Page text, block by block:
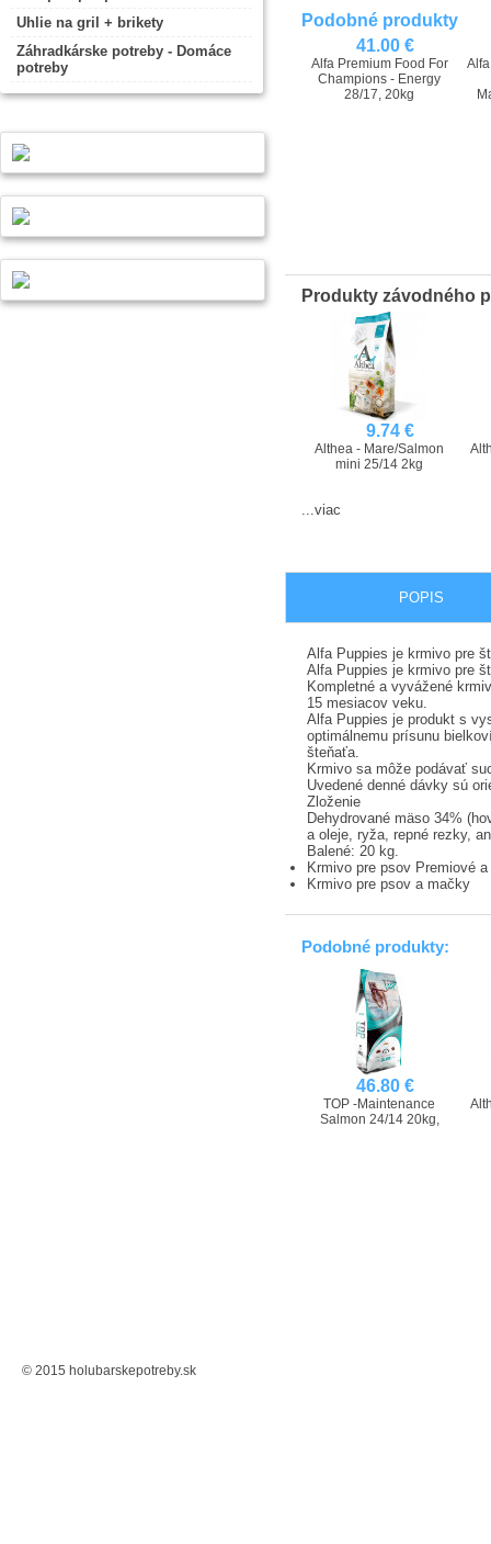
Uhlie na gril + brikety
Záhradkárske potreby - Domáce
potreby
Podobné produkty
41.00 €
Alfa Premium Food For
Champions - Energy
28/17, 20kg
Produkty závodného
9.74 €
Althea - Mare/Salmon
mini 25/14 2kg
...viac
POPIS
Alfa Puppies je krmivo pre
Alfa Puppies je krmivo pre
Kompletné a vyvážené
15 mesiacov veku.
Alfa Puppies je produkt s
optimálnemu prísunu
šteňaťa.
Krmivo sa môže podávať
Uvedené denné dávky sú
Zloženie
Dehydrované mäso 34%
a oleje, ryža, repné rezky,
Balené: 20 kg.
Krmivo pre psov Premiové
Krmivo pre psov a mačky
Podobné produkty:
46.80 €
TOP -Maintenance
Salmon 24/14 20kg,
© 2015 holubarskepotreby.sk